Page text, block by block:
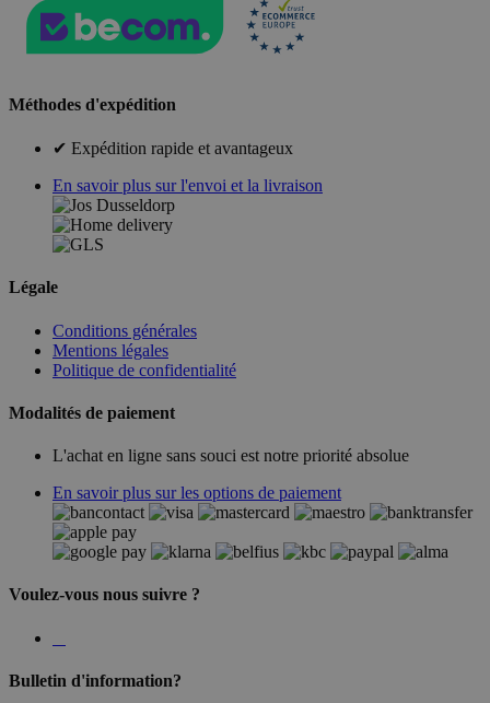
Méthodes d'expédition
✔ Expédition rapide et avantageux
En savoir plus sur l'envoi et la livraison
Légale
Conditions générales
Mentions légales
Politique de confidentialité
Modalités de paiement
L'achat en ligne sans souci est notre priorité absolue
En savoir plus sur les options de paiement
Voulez-vous nous suivre ?
Bulletin d'information?